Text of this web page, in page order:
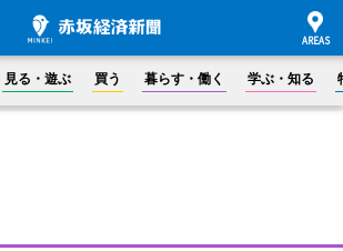
見る・遊ぶ 買う 暮らす・働く 学ぶ・知る